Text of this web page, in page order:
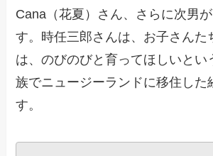
Cana（花夏）さん、さらに次男
す。時任三郎さんは、お子さんた
は、のびのびと育ってほしいとい
族でニュージーランドに移住した
す。